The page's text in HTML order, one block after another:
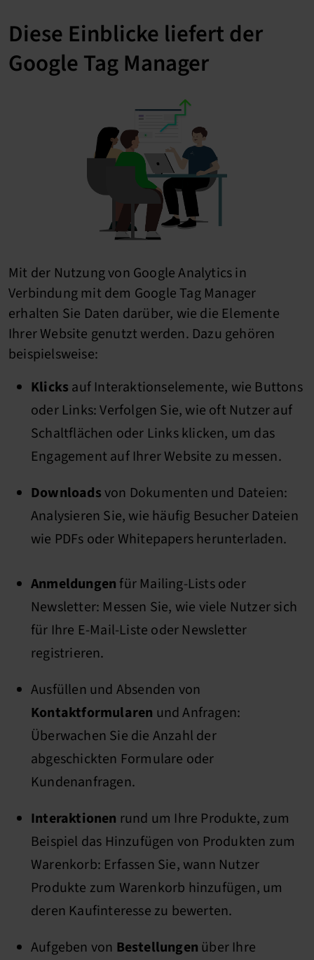
Diese Einblicke liefert der
Google Tag Manager
Mit der Nutzung von Google Analytics in
Verbindung mit dem Google Tag Manager
erhalten Sie Daten darüber, wie die Elemente
Ihrer Website genutzt werden. Dazu gehören
beispielsweise:
Klicks auf Interaktionselemente, wie Buttons
oder Links: Verfolgen Sie, wie oft Nutzer auf
Schaltflächen oder Links klicken, um das
Engagement auf Ihrer Website zu messen.
Downloadsvon Dokumenten und Dateien:
Analysieren Sie, wie häufig Besucher Dateien
wie PDFs oder Whitepapers herunterladen.
Anmeldungen für Mailing-Lists oder
Newsletter: Messen Sie, wie viele Nutzer sich
für Ihre E-Mail-Liste oder Newsletter
registrieren.
Ausfüllen und Absenden von
Kontaktformularen und Anfragen:
Überwachen Sie die Anzahl der
abgeschickten Formulare oder
Kundenanfragen.
Interaktionen rund um Ihre Produkte, zum
Beispiel das Hinzufügen von Produkten zum
Warenkorb: Erfassen Sie, wann Nutzer
Produkte zum Warenkorb hinzufügen, um
deren Kaufinteresse zu bewerten.
Aufgeben von Bestellungen über Ihre